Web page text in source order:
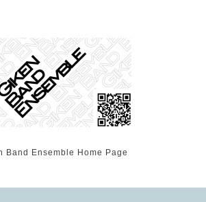
Band Ensemble Home Page